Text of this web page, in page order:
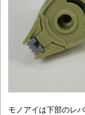
モノアイは下部のレ